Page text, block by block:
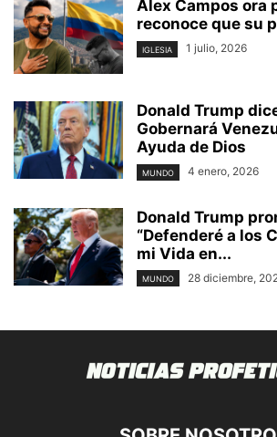
Alex Campos ora
reconoce que su
IGLESIA 1 julio, 2026
Donald Trump
Gobernará
Ayuda de Dios
MUNDO 4 enero, 2026
Donald Trump
“Defenderé a los
mi Vida en...
MUNDO 28 diciembre,